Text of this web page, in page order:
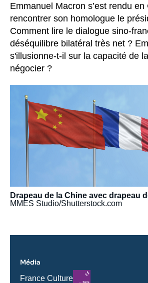
Emmanuel Macron s’est rendu en
rencontrer son homologue le
Comment lire le dialogue sino-
déséquilibre bilatéral très net ?
s'illusionne-t-il sur la capacité de
négocier ?
principale
médiatique
Drapeau de la Chine avec drapeau
MMES Studio/Shutterstock.com
Média
Nom
France Culture
Logo